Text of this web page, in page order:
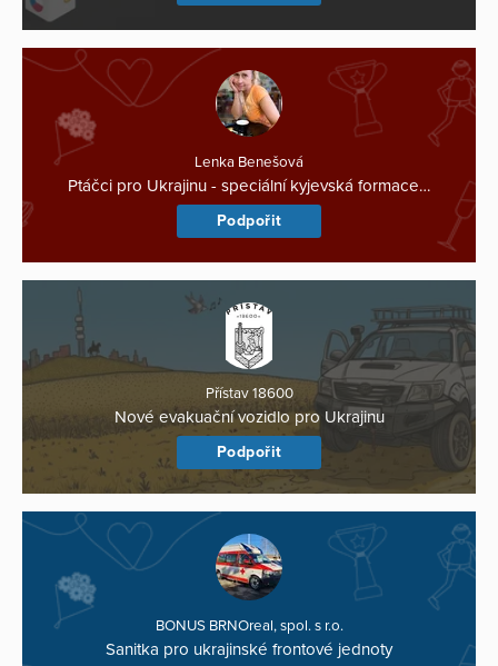
Lenka Benešová
Ptáčci pro Ukrajinu - speciální kyjevská formace…
Podpořit
Přístav 18600
Nové evakuační vozidlo pro Ukrajinu
Podpořit
BONUS BRNOreal, spol. s r.o.
Sanitka pro ukrajinské frontové jednoty